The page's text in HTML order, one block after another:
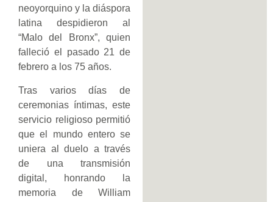
neoyorquino y la diáspora
latina despidieron al
“Malo del Bronx”, quien
falleció el pasado 21 de
febrero a los 75 años.
Tras varios días de
ceremonias íntimas, este
servicio religioso permitió
que el mundo entero se
uniera al duelo a través
de una transmisión
digital, honrando la
memoria de William